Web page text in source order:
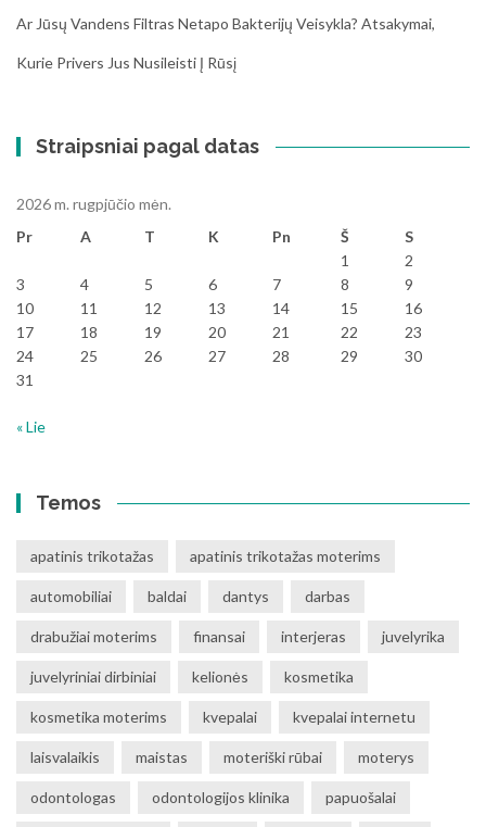
Ar Jūsų Vandens Filtras Netapo Bakterijų Veisykla? Atsakymai,
Kurie Privers Jus Nusileisti Į Rūsį
Straipsniai pagal datas
2026 m. rugpjūčio mėn.
Pr
A T K Pn Š
S
1
2
3
4 5 6 7 8
9
10
11 12 13 14 15
16
17
18 19 20 21 22
23
24
25 26 27 28 29
30
31
« Lie
Temos
apatinis trikotažas apatinis trikotažas moterims
automobiliai baldai dantys darbas
drabužiai moterims finansai interjeras juvelyrika
juvelyriniai dirbiniai kelionės kosmetika
kosmetika moterims kvepalai kvepalai internetu
laisvalaikis maistas moteriški rūbai moterys
odontologas odontologijos klinika papuošalai